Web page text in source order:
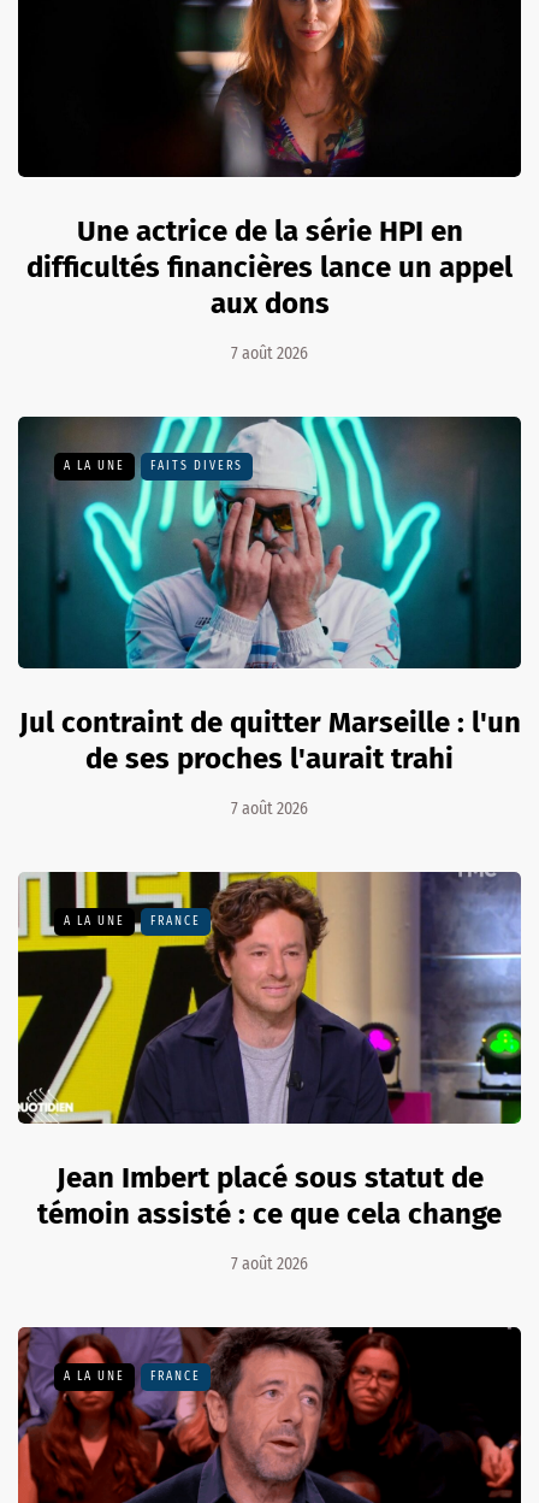
Une actrice de la série HPI en
difficultés financières lance un appel
aux dons
7 août 2026
A LA UNE FAITS DIVERS
Jul contraint de quitter Marseille : l'un
de ses proches l'aurait trahi
7 août 2026
A LA UNE FRANCE
Jean Imbert placé sous statut de
témoin assisté : ce que cela change
7 août 2026
A LA UNE FRANCE